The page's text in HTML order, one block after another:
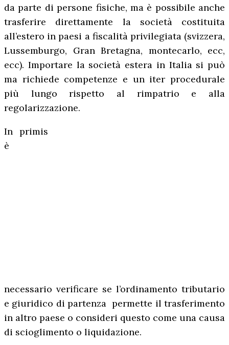
da parte di persone fisiche, ma è possibile anche
trasferire direttamente la società costituita
all’estero in paesi a fiscalità privilegiata (svizzera,
Lussemburgo, Gran Bretagna, montecarlo, ecc,
ecc). Importare la società estera in Italia si può
ma richiede competenze e un iter procedurale
più lungo rispetto al rimpatrio e alla
regolarizzazione.
In primis
è
necessario verificare se l’ordinamento tributario
e giuridico di partenza permette il trasferimento
in altro paese o consideri questo come una causa
di scioglimento o liquidazione.